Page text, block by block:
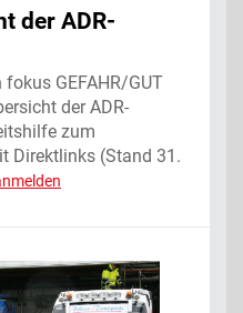
der ADR-
GEFAHR/GUT
der ADR-
zum
Direktlinks (Stand 31.